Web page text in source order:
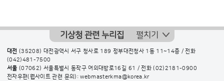
기상청 관련 누리집 펼치기
대전 (35208) 대전광역시 서구 청사로 189 정부대전청사 1동 11~14층 / 전화
(042)481-7500
서울 (07062) 서울특별시 동작구 여의대방로16길 61 / 전화(02)2181-0900
전자우편(웹사이트 관련 문의): webmasterkma@korea.kr